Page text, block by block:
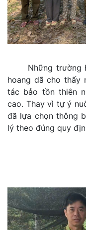
Những trường
hoang dã cho thấy
tác bảo tồn thiên
cao. Thay vì tự ý
đã lựa chọn thông
lý theo đúng quy